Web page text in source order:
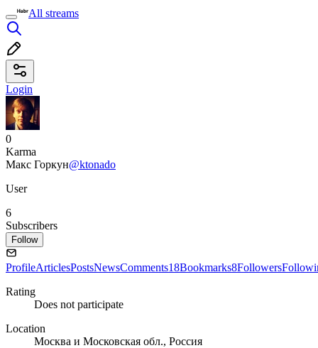
All streams
Login
0
Karma
Макс Горкун@ktonado
User
6
Subscribers
Follow
ProfileArticlesPostsNewsComments18Bookmarks8Followers
Rating
Does not participate
Location
Москва и Московская обл., Россия